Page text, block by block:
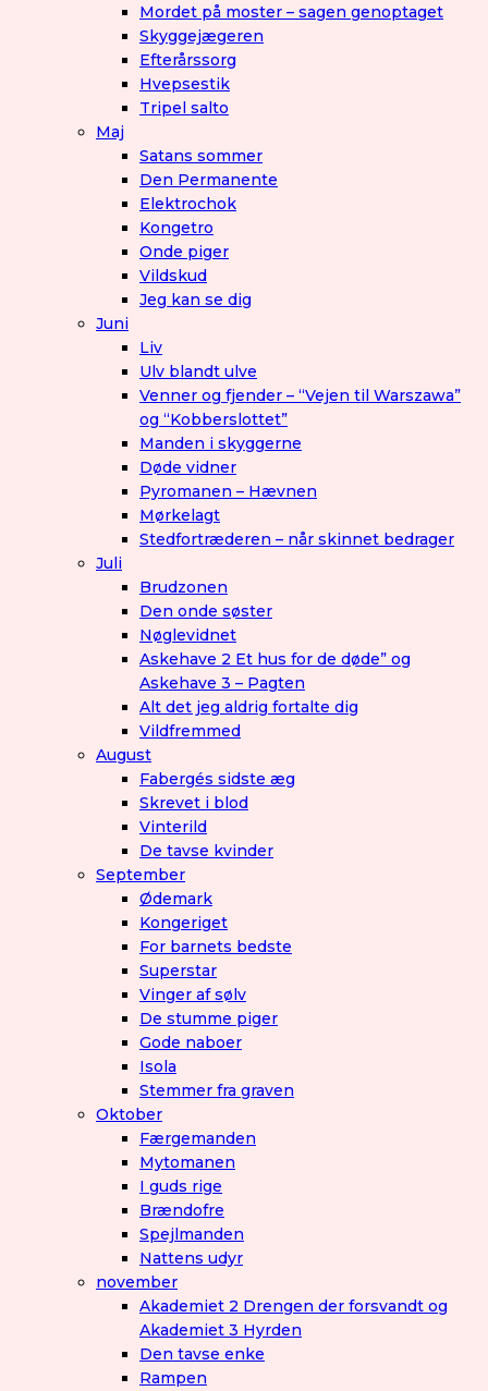
Mordet på moster – sagen genoptaget
Skyggejægeren
Efterårssorg
Hvepsestik
Tripel salto
Maj
Satans sommer
Den Permanente
Elektrochok
Kongetro
Onde piger
Vildskud
Jeg kan se dig
Juni
Liv
Ulv blandt ulve
Venner og fjender – “Vejen til Warszawa”
og “Kobberslottet”
Manden i skyggerne
Døde vidner
Pyromanen – Hævnen
Mørkelagt
Stedfortræderen – når skinnet bedrager
Juli
Brudzonen
Den onde søster
Nøglevidnet
Askehave 2 Et hus for de døde” og
Askehave 3 – Pagten
Alt det jeg aldrig fortalte dig
Vildfremmed
August
Fabergés sidste æg
Skrevet i blod
Vinterild
De tavse kvinder
September
Ødemark
Kongeriget
For barnets bedste
Superstar
Vinger af sølv
De stumme piger
Gode naboer
Isola
Stemmer fra graven
Oktober
Færgemanden
Mytomanen
I guds rige
Brændofre
Spejlmanden
Nattens udyr
november
Akademiet 2 Drengen der forsvandt og
Akademiet 3 Hyrden
Den tavse enke
Rampen